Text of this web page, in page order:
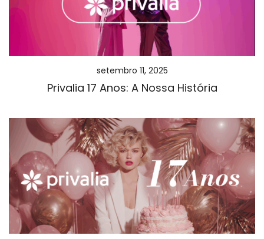
setembro 11, 2025
Privalia 17 Anos: A Nossa História